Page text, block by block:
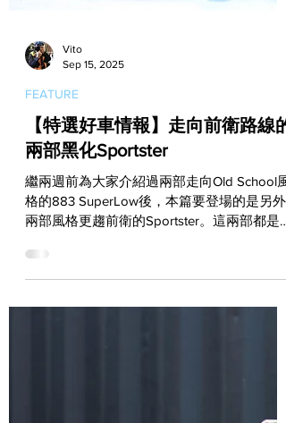
Sep 15, 2025
FEATURE
【特選好車情報】走向前衛路線的
兩部黑化Sportster
繼兩週前為大家介紹過兩部走向Old School風
格的883 SuperLow後，本篇要登場的是另外
兩部風格更趨前衛的Sportster。這兩部都是
1200...